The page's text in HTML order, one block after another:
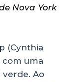
Nova York
(Cynthia
com uma
verde. Ao